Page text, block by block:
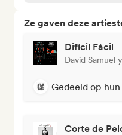
Ze gaven deze
Difícil Fácil
David Samuel
Gedeeld op
Corte de